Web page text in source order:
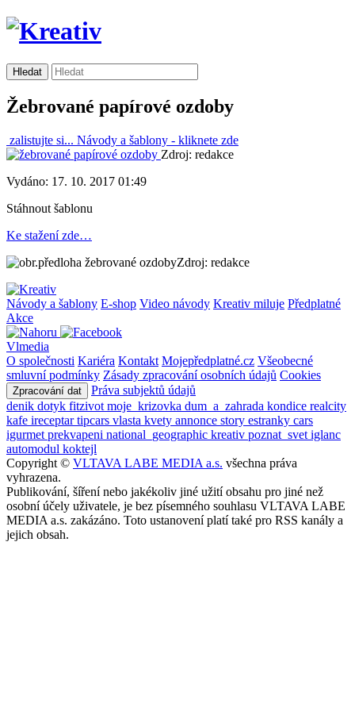
Žebrované papírové ozdoby
zalistujte si... Návody a šablony - kliknete zde
Zdroj: redakce
Vydáno: 17. 10. 2017 01:49
Stáhnout šablonu
Ke stažení zde…
Zdroj: redakce
Návody a šablony E-shop Video návody Kreativ miluje Předplatné
Akce
Vlmedia
O společnosti Kariéra Kontakt Mojepředplatné.cz Všeobecné
smluvní podmínky Zásady zpracování osobních údajů Cookies
Zpracování dat
Práva subjektů údajů
denik dotyk fitzivot moje_krizovka dum_a_zahrada kondice realcity
kafe ireceptartipcars vlasta kvety annonce story estranky cars
igurmet prekvapeni national_geographic kreativ poznat_svet iglanc
automodul koktejl
Copyright © VLTAVA LABE MEDIA a.s. všechna práva
vyhrazena.
Publikování, šíření nebo jakékoliv jiné užití obsahu pro jiné než
osobní účely uživatele, je bez písemného souhlasu VLTAVA LABE
MEDIA a.s. zakázáno. Toto ustanovení platí také pro RSS kanály a
jejich obsah.